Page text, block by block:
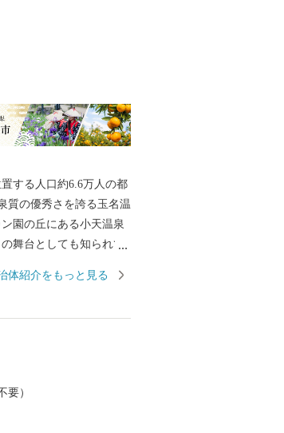
する人口約6.6万人の都
園の丘にある小天温泉
舞台としても知られて
米がとれる自然豊かな
ピックに出場しまし
くの人に知ってもらう
さと寄附金
体紹介をもっと見る
要）